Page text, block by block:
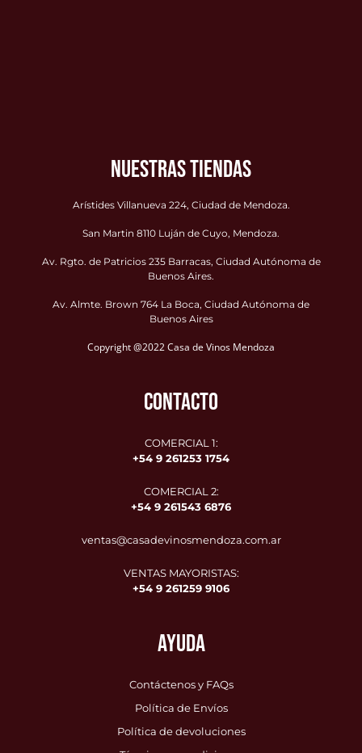
NUESTRAS TIENDAS
Arístides Villanueva 224, Ciudad de Mendoza.
San Martin 8110 Luján de Cuyo, Mendoza.
Av. Rgto. de Patricios 235 Barracas, Ciudad Autónoma de
Buenos Aires.
Av. Almte. Brown 764 La Boca, Ciudad Autónoma de
Buenos Aires
Copyright @2022 Casa de Vinos Mendoza
CONTACTO
COMERCIAL 1:
+54 9 261253 1754
COMERCIAL 2:
+54 9 261543 6876
ventas@casadevinosmendoza.com.ar
VENTAS MAYORISTAS:
+54 9 261259 9106
AYUDA
Contáctenos y FAQs
Política de Envíos
Política de devoluciones